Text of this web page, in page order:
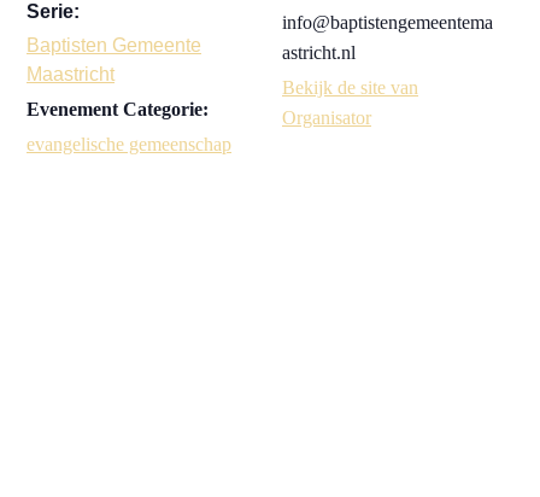
Serie:
Baptisten Gemeente
Maastricht
Evenement Categorie:
evangelische gemeenschap
info@baptistengemeentema
astricht.nl
Bekijk de site van
Organisator